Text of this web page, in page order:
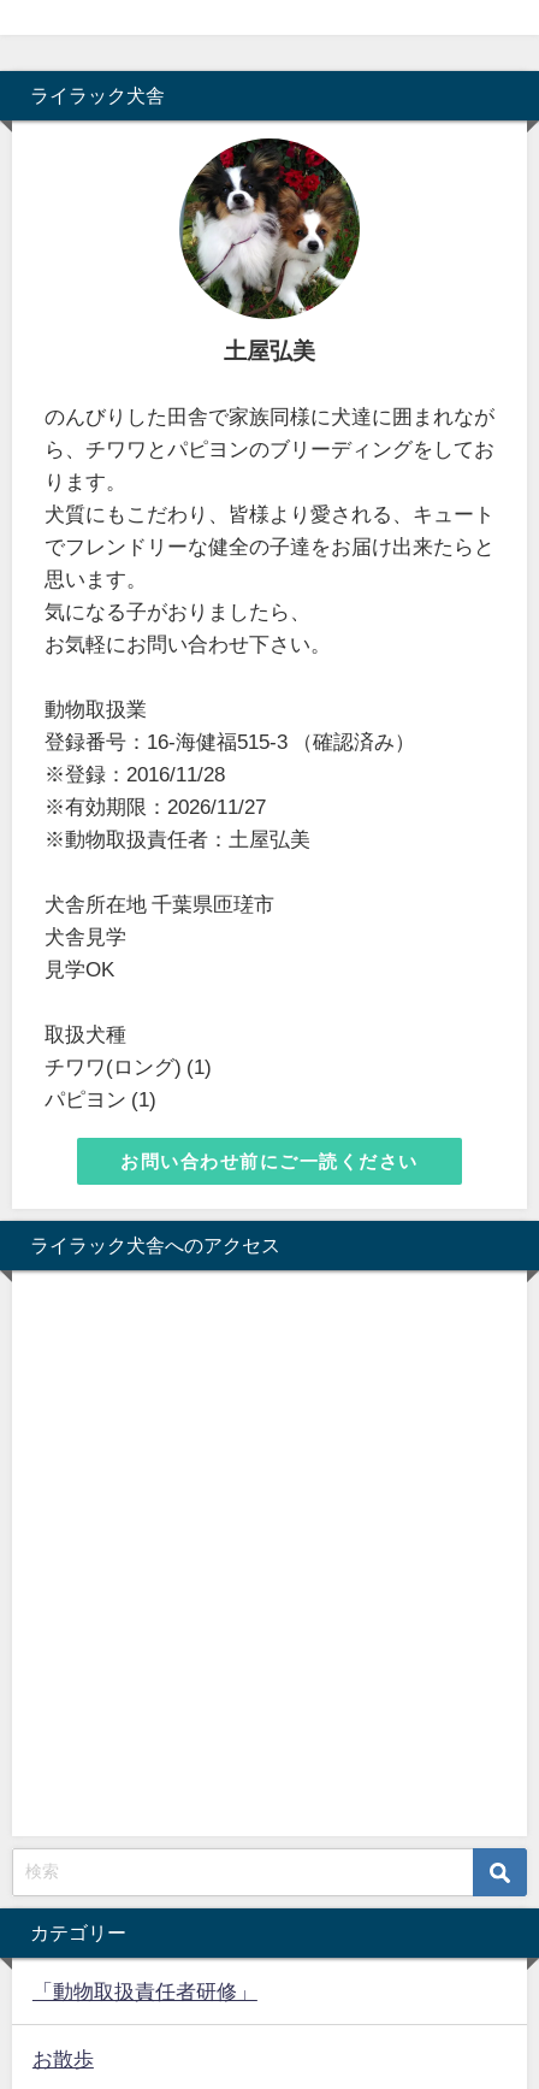
ライラック犬舎
土屋弘美
のんびりした田舎で家族同様に犬達に囲まれなが
ら、チワワとパピヨンのブリーディングをしてお
ります。
犬質にもこだわり、皆様より愛される、キュート
でフレンドリーな健全の子達をお届け出来たらと
思います。
気になる子がおりましたら、
お気軽にお問い合わせ下さい。
動物取扱業
登録番号：16-海健福515-3 （確認済み）
※登録：2016/11/28
※有効期限：2026/11/27
※動物取扱責任者：土屋弘美
犬舎所在地 千葉県匝瑳市
犬舎見学
見学OK
取扱犬種
チワワ(ロング) (1)
パピヨン (1)
お問い合わせ前にご一読ください
ライラック犬舎へのアクセス
カテゴリー
「動物取扱責任者研修」
お散歩